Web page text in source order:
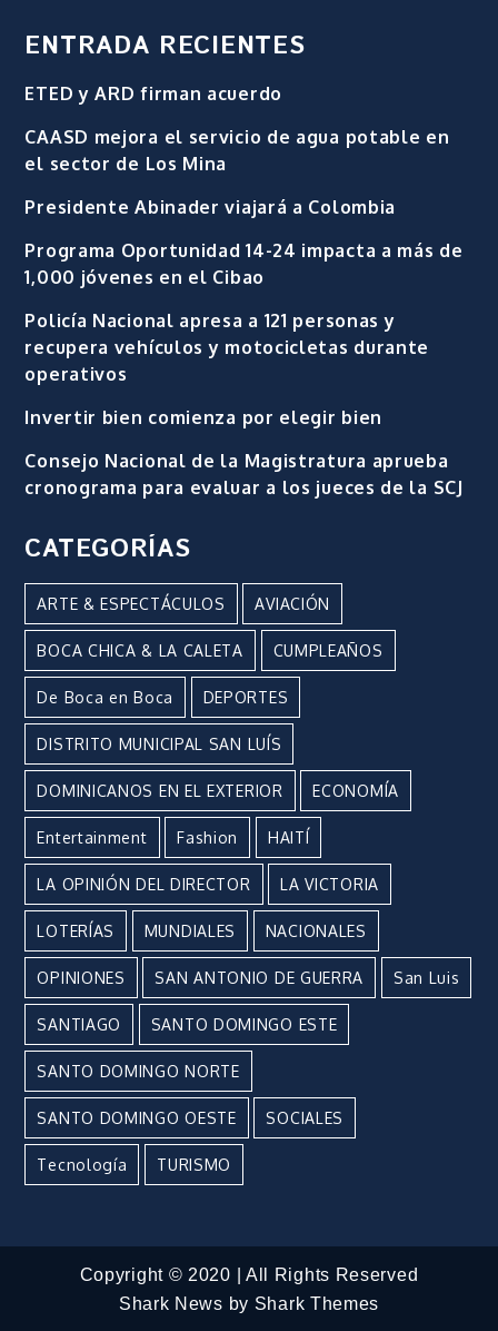
ENTRADA RECIENTES
ETED y ARD firman acuerdo
CAASD mejora el servicio de agua potable en
el sector de Los Mina
Presidente Abinader viajará a Colombia
Programa Oportunidad 14-24 impacta a más de
1,000 jóvenes en el Cibao
Policía Nacional apresa a 121 personas y
recupera vehículos y motocicletas durante
operativos
Invertir bien comienza por elegir bien
Consejo Nacional de la Magistratura aprueba
cronograma para evaluar a los jueces de la SCJ
CATEGORÍAS
ARTE & ESPECTÁCULOS AVIACIÓN
BOCA CHICA & LA CALETA CUMPLEAÑOS
De Boca en Boca DEPORTES
DISTRITO MUNICIPAL SAN LUÍS
DOMINICANOS EN EL EXTERIOR ECONOMÍA
Entertainment Fashion HAITÍ
LA OPINIÓN DEL DIRECTOR LA VICTORIA
LOTERÍAS MUNDIALES NACIONALES
OPINIONES SAN ANTONIO DE GUERRA San Luis
SANTIAGO SANTO DOMINGO ESTE
SANTO DOMINGO NORTE
SANTO DOMINGO OESTE SOCIALES
Tecnología TURISMO
Copyright © 2020 | All Rights Reserved
Shark News by Shark Themes